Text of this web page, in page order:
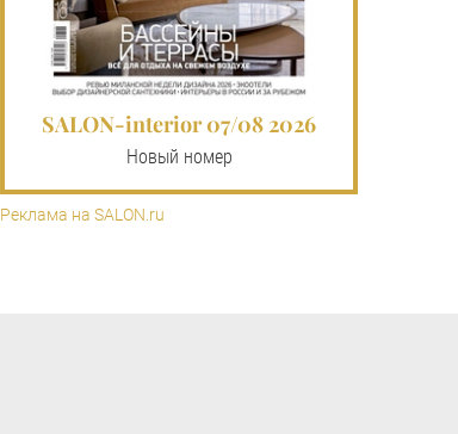
SALON-interior 07/08 2026
Новый номер
Реклама на SALON.ru